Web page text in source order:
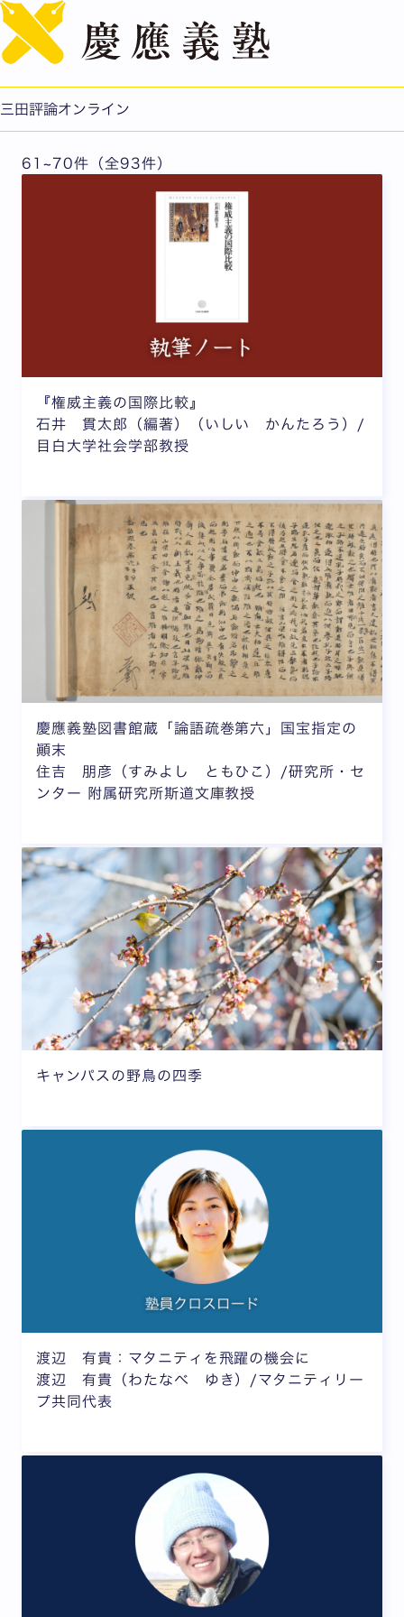
三田評論オンライン
『三田評論』最新記事
61~70件（全93件）
『権威主義の国際比較』
石井 貫太郎（編著）（いしい かんたろう）/
目白大学社会学部教授
慶應義塾図書館蔵「論語疏巻第六」国宝指定の
顚末
住吉 朋彦（すみよし ともひこ）/研究所・セ
ンター 附属研究所斯道文庫教授
キャンパスの野鳥の四季
渡辺 有貴：マタニティを飛躍の機会に
渡辺 有貴（わたなべ ゆき）/マタニティリー
プ共同代表